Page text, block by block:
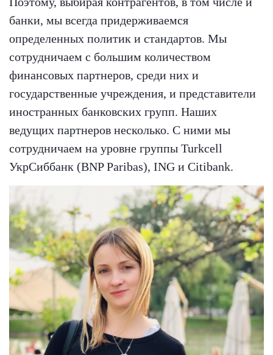
банки, мы всегда придерживаемся
определенных политик и стандартов. Мы
сотрудничаем с большим количеством
финансовых партнеров, среди них и
государственные учреждения, и представители
иностранных банковских групп. Наших
ведущих партнеров несколько. С ними мы
сотрудничаем на уровне группы Turkcell
УкрСиббанк (BNP Paribas), ING и Citibank.